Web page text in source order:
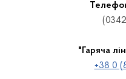
"Гаряча
+38 0